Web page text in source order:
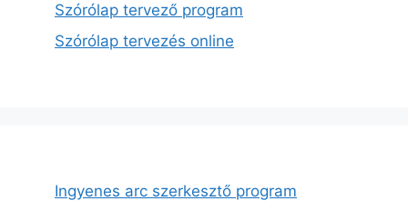
Szórólap tervező program
Szórólap tervezés online
Ingyenes arc szerkesztő program